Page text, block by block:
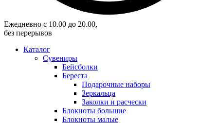
Eжедневно с 10.00 до 20.00,
без перерывов
Каталог
Сувениры
Бейсболки
Береста
Подарочные наборы
Зеркальца
Заколки и расчески
Блокноты большие
Блокноты малые